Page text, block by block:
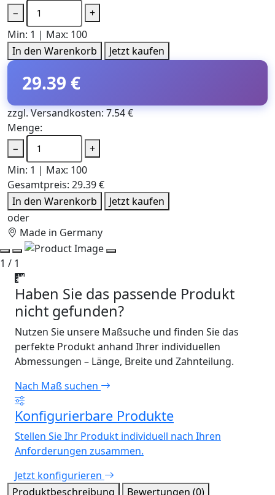
−
+
Min: 1 | Max: 100
In den Warenkorb
Jetzt kaufen
29.39 €
zzgl. Versandkosten: 7.54 €
Menge:
−
+
Min: 1 | Max: 100
Gesamtpreis: 29.39 €
In den Warenkorb
Jetzt kaufen
oder
Made in Germany
1 / 1
Haben Sie das passende Produkt
nicht gefunden?
Nutzen Sie unsere Maßsuche und finden Sie das
perfekte Produkt anhand Ihrer individuellen
Abmessungen – Länge, Breite und Zahnteilung.
Nach Maß suchen
Konfigurierbare Produkte
Stellen Sie Ihr Produkt individuell nach Ihren
Anforderungen zusammen.
Jetzt konfigurieren
Produktbeschreibung
Bewertungen (0)